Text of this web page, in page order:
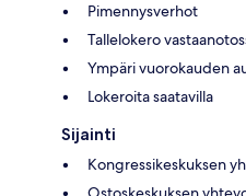
Pimennysverhot
Tallelokero
Ympäri vuorokauden
Lokeroita saatavilla
Sijainti
Kongressikeskuksen